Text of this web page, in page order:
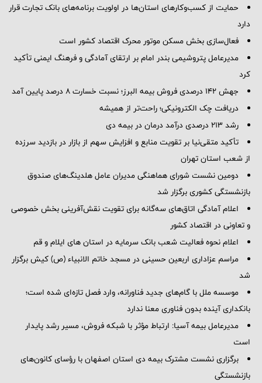
حمایت از کسب‌وکارهای استان‌ها در اولویت برنامه‌های بانک تجارت قرار
دارد
فعال‌سازی بخش مسکن موتور محرک اقتصاد کشور است
مدیرعامل پتروشیمی بندر امام بر ارتقای آمادگی و فرهنگ ایمنی تأکید
کرد
جهش 142 درصدی فروش بیمه البرز؛ نسبت خسارت 8 درصد پایین آمد
دریافت چک الکترونیکی؛ راحت‌تر از همیشه
رشد ۲۱۳ درصدی درآمد درمان در بیمه دی
تأکید متقی‌نیا بر تقویت منابع و افزایش سهم از بازار در بازدید سرزده
از شعب استان تهران
دومین نشست شورای هماهنگی مدیران عامل هلدینگ‌های صندوق
بازنشستگی کشوری برگزار شد
اعلام آمادگی اتاق‌های سه‌گانه برای تقویت نقش‌آفرینی بخش خصوصی
و تعاونی در اقتصاد کشور
اعلام نحوه فعالیت شعب بانک سرمایه در استان های ایلام و قم
مراسم عزاداری اربعین حسینی در مسجد خاتم ‌الانبیاء (ص) کیش برگزار
شد
موسسه ملل با گام‌های جدید فناورانه، وارد فصل تازه‌ای شده است؛
بانکداری آینده بدون فناوری معنا ندارد
مدیرعامل بیمه آسیا: ارتباط مؤثر با شبکه فروش، مسیر رشد پایدار
است
برگزاری نشست مشترک بیمه دی استان اصفهان با رؤسای کانون‌های
بازنشستگی